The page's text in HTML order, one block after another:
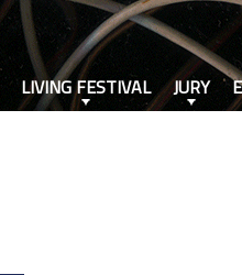
LIVING FESTIVAL JURY